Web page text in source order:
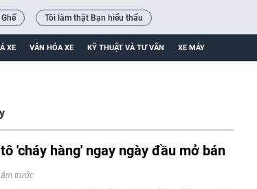
Tôi làm thật Bạn hiểu thấu
XE VĂN HÓA XE KỸ THUẬT VÀ TƯ VẤN XE MÁY
'cháy hàng' ngay ngày đầu mở bán
trước